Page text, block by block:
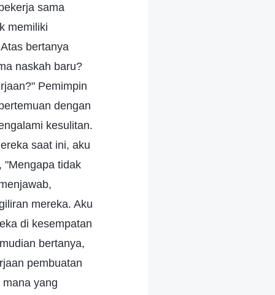
sama
memiliki
bertanya
naskah baru?
Pemimpin
dengan
kesulitan.
saat ini, aku
"Mengapa tidak
mereka. Aku
di kesempatan
bertanya,
pembuatan
yang